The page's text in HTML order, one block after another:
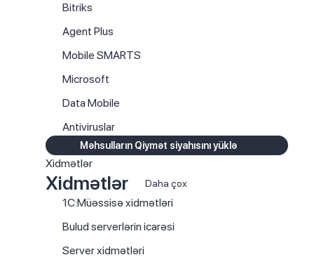
Bitriks
Agent Plus
Mobile SMARTS
Microsoft
Data Mobile
Antiviruslar
Məhsulların Qiymət siyahısını yüklə
Xidmətlər
Xidmətlər Daha çox
1C:Müəssisə xidmətləri
Bulud serverlərin icarəsi
Server xidmətləri